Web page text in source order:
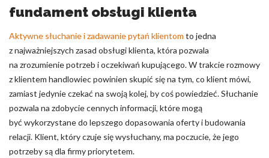
fundament obsługi klienta
Aktywne słuchanie i zadawanie pytań klientom to jedna
z najważniejszych zasad obsługi klienta, która pozwala
na zrozumienie potrzeb i oczekiwań kupującego. W trakcie rozmowy
z klientem handlowiec powinien skupić się na tym, co klient mówi,
zamiast jedynie czekać na swoją kolej, by coś powiedzieć. Słuchanie
pozwala na zdobycie cennych informacji, które mogą
być wykorzystane do lepszego dopasowania oferty i budowania
relacji. Klient, który czuje się wysłuchany, ma poczucie, że jego
potrzeby są dla firmy priorytetem.